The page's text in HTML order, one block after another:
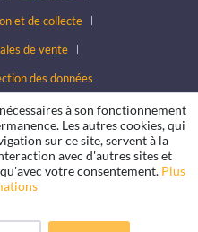
et de collecte
de vente
des données
à son fonctionnement
Les autres cookies, qui
sur ce site, servent à la
avec d'autres sites et
votre consentement. Plus